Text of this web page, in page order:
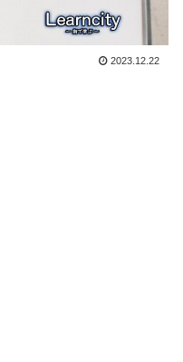
2023.12.22